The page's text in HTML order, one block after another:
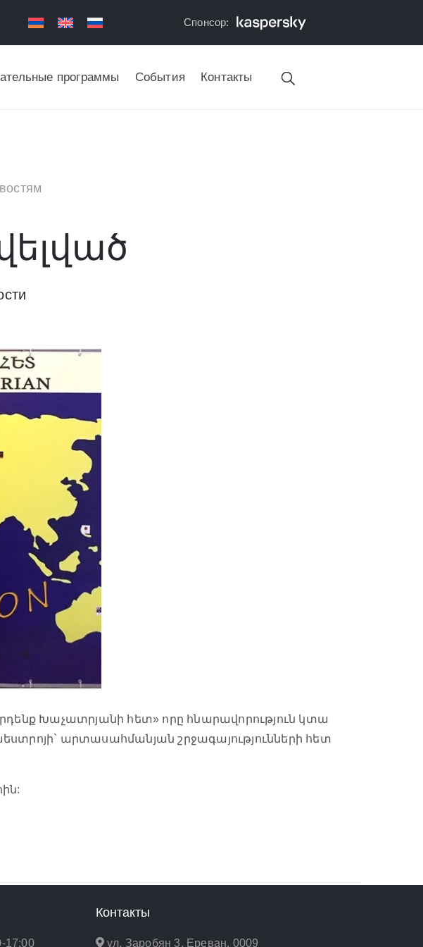
Спонсор:
программы События Контакты
Խաչատրյանի հետ» որը հնարավորություն կտա
արտասահմանյան շրջագայությունների հետ
17:00
Контакты
ул. Заробян 3, Ереван, 0009